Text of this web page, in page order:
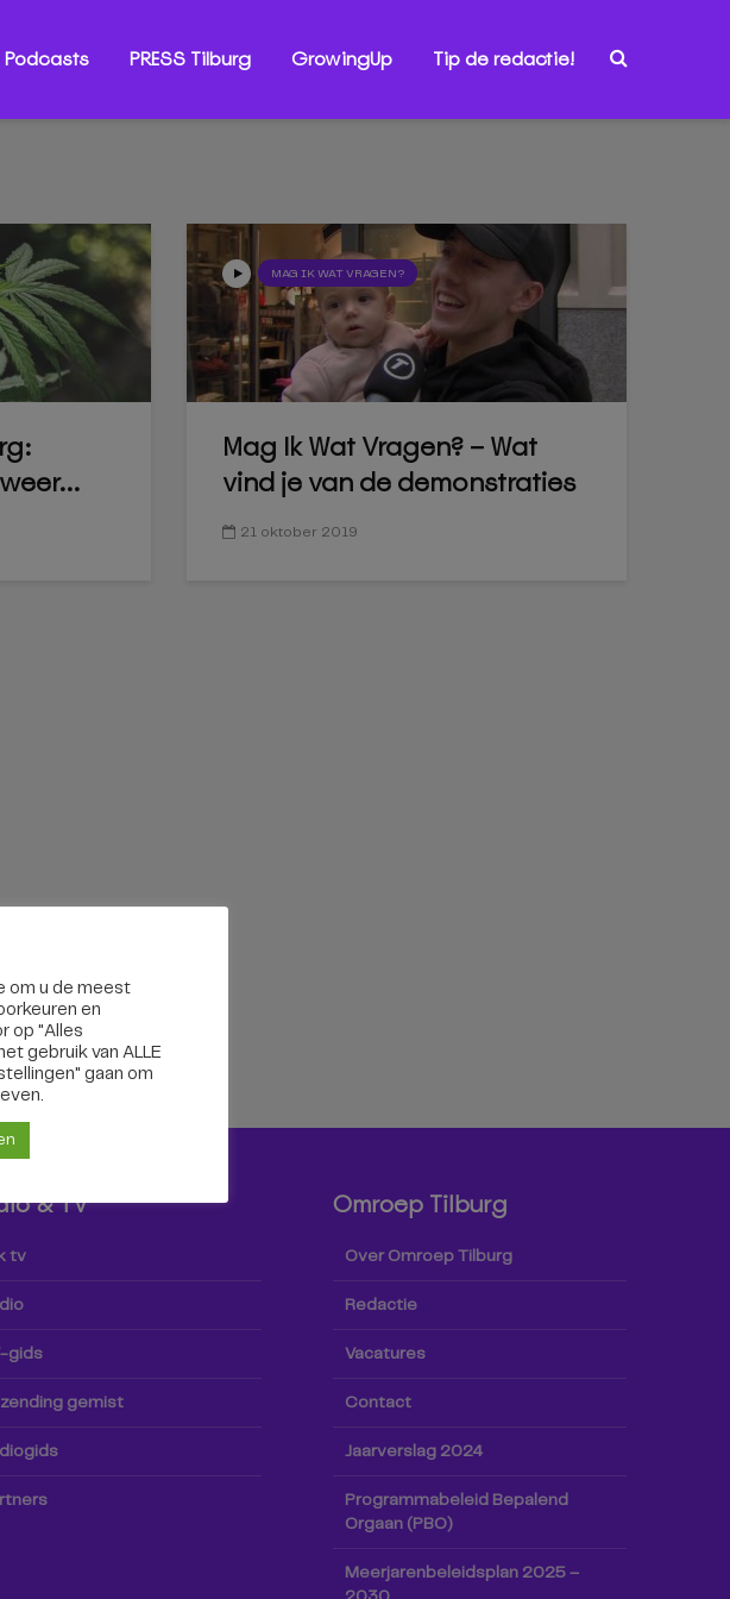
Podcasts PRESS Tilburg GrowingUp Tip de redactie!
MAG IK WAT VRAGEN?
Mag Ik Wat Vragen? – Wat
vind je van de demonstraties
21 oktober 2019
& TV
tv
gids
gemist
Omroep Tilburg
Over Omroep Tilburg
Redactie
Vacatures
Contact
Jaarverslag 2024
Programmabeleid Bepalend
Orgaan (PBO)
Meerjarenbeleidsplan 2025 –
om u de meest
en
op "Alles
gebruik van ALLE
gaan om